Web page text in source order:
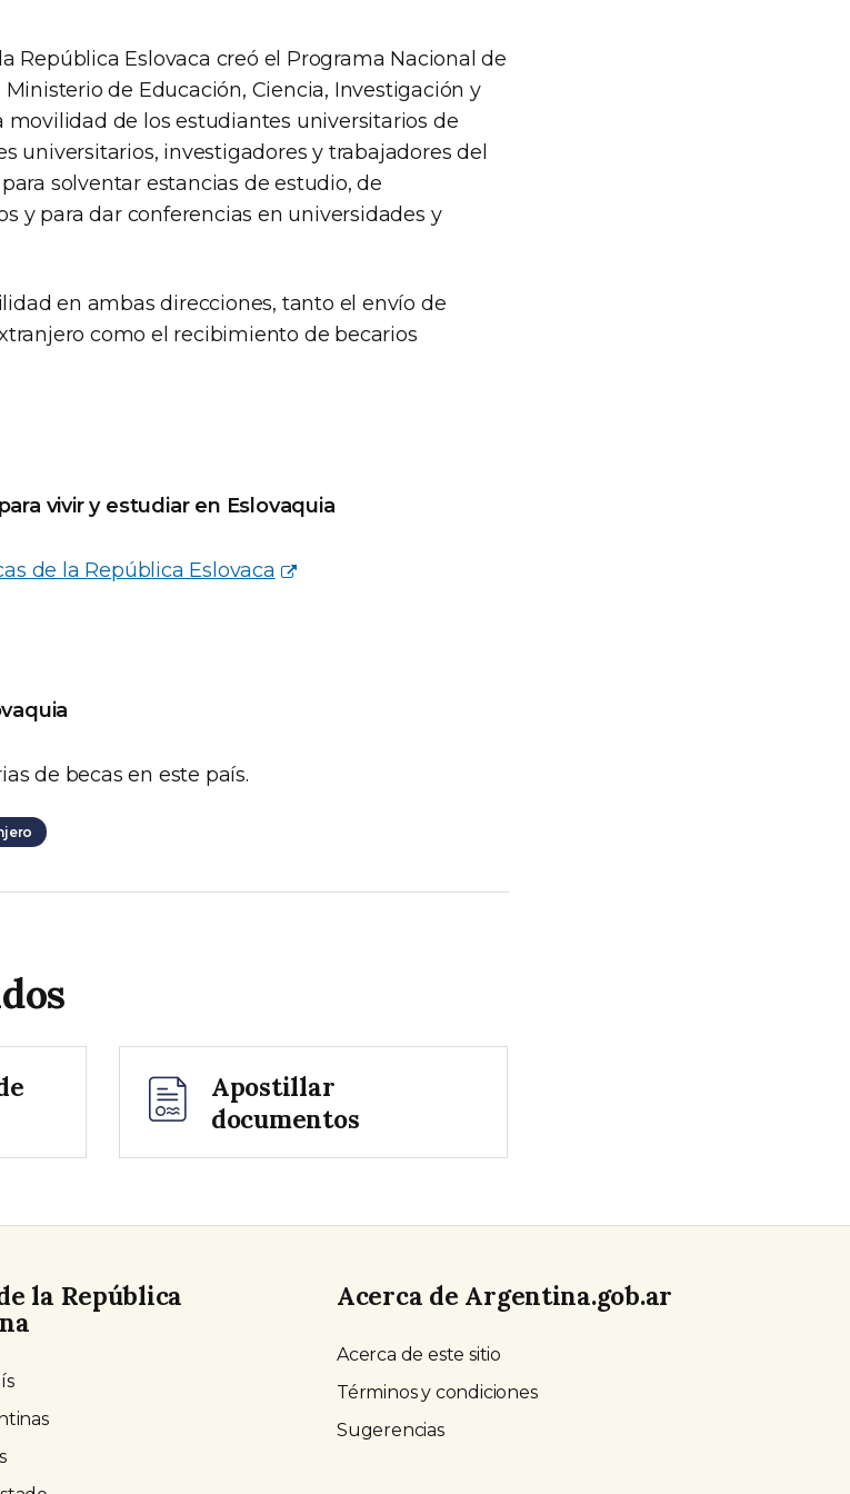
República Eslovaca creó el Programa Nacional de
de Educación, Ciencia, Investigación y
movilidad de los estudiantes universitarios de
universitarios, investigadores y trabajadores del
solventar estancias de estudio, de
y para dar conferencias en universidades y
en ambas direcciones, tanto el envío de
como el recibimiento de becarios
vivir y estudiar en Eslovaquia
de la República Eslovaca
de becas en este país.
Apostillar
documentos
la República
Acerca de Argentina.gob.ar
Acerca de este sitio
Términos y condiciones
Sugerencias